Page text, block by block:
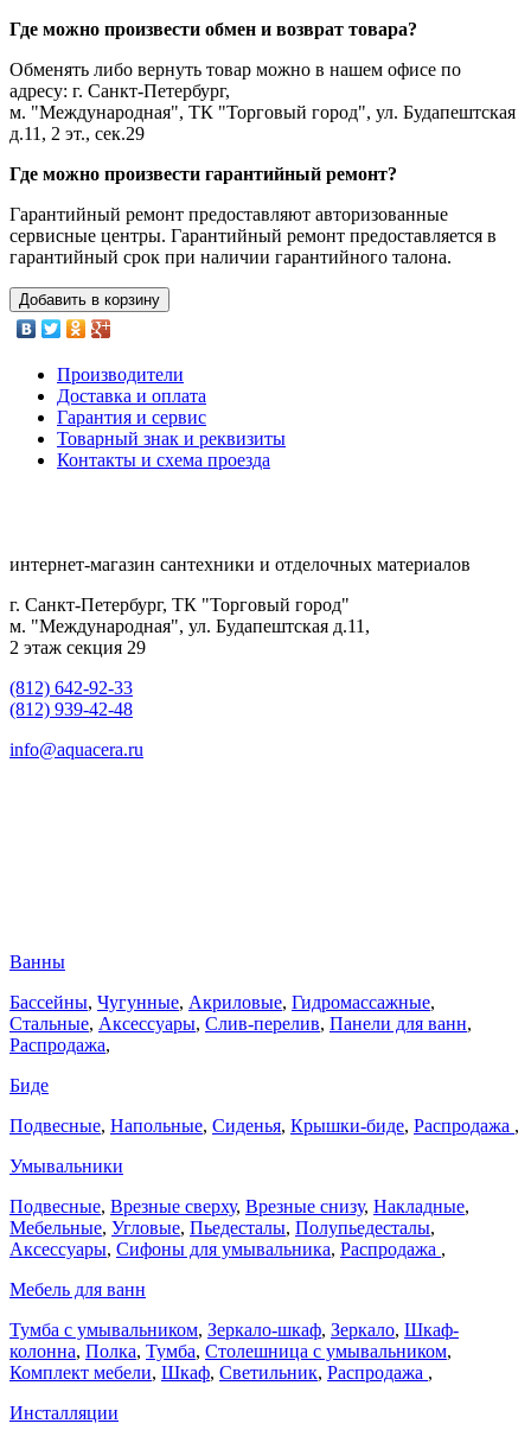
Где можно произвести обмен и возврат товара?
Обменять либо вернуть товар можно в нашем офисе по
адресу: г. Санкт-Петербург,
м. "Международная", ТК "Торговый город", ул. Будапештская
д.11, 2 эт., сек.29
Где можно произвести гарантийный ремонт?
Гарантийный ремонт предоставляют авторизованные
сервисные центры. Гарантийный ремонт предоставляется в
гарантийный срок при наличии гарантийного талона.
Добавить в корзину
Производители
Доставка и оплата
Гарантия и сервис
Товарный знак и реквизиты
Контакты и схема проезда
интернет-магазин сантехники и отделочных материалов
г. Санкт-Петербург, ТК "Торговый город"
м. "Международная", ул. Будапештская д.11,
2 этаж секция 29
(812) 642-92-33
(812) 939-42-48
info@aquacera.ru
Ванны
Бассейны, Чугунные, Акриловые, Гидромассажные,
Стальные, Аксессуары, Слив-перелив, Панели для ванн,
Распродажа,
Биде
Подвесные, Напольные, Сиденья, Крышки-биде, Распродажа ,
Умывальники
Подвесные, Врезные сверху, Врезные снизу, Накладные,
Мебельные, Угловые, Пьедесталы, Полупьедесталы,
Аксессуары, Сифоны для умывальника, Распродажа ,
Мебель для ванн
Тумба с умывальником, Зеркало-шкаф, Зеркало, Шкаф-
колонна, Полка, Тумба, Столешница с умывальником,
Комплект мебели, Шкаф, Светильник, Распродажа ,
Инсталляции